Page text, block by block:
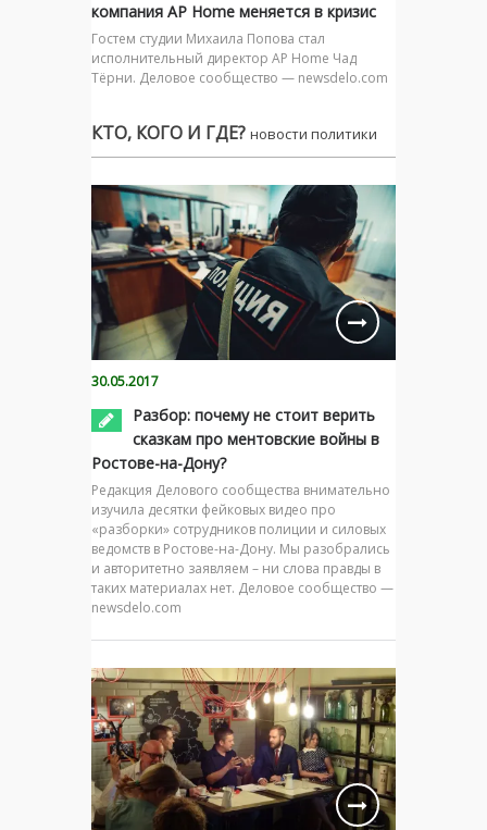
компания AP Home меняется в кризис
Гостем студии Михаила Попова стал
исполнительный директор AP Home Чад
Тёрни. Деловое сообщество — newsdelo.com
КТО, КОГО И ГДЕ? новости политики
30.05.2017
Разбор: почему не стоит верить
сказкам про ментовские войны в
Ростове-на-Дону?
Редакция Делового сообщества внимательно
изучила десятки фейковых видео про
«разборки» сотрудников полиции и силовых
ведомств в Ростове-на-Дону. Мы разобрались
и авторитетно заявляем – ни слова правды в
таких материалах нет. Деловое сообщество —
newsdelo.com